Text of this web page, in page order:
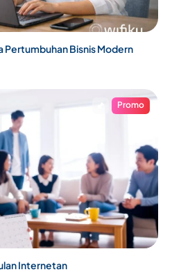
Pertumbuhan Bisnis Modern
Promo
Internetan